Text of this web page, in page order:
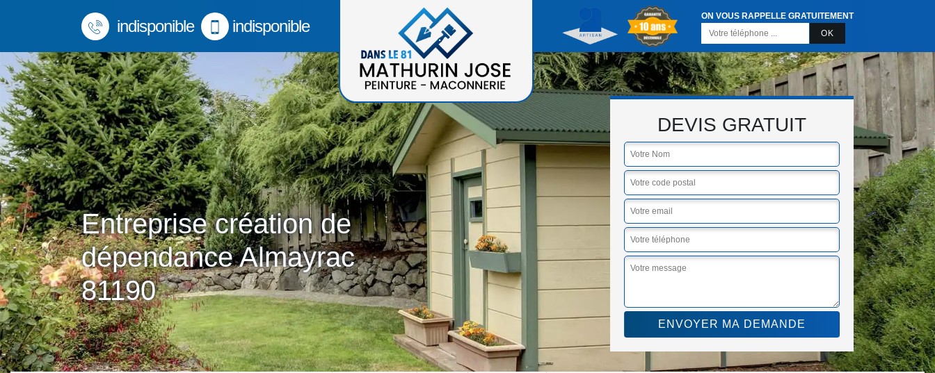
indisponible indisponible
ON VOUS RAPPELLE GRATUITEMENT
Entreprise création de
dépendance Almayrac
81190
DEVIS GRATUIT